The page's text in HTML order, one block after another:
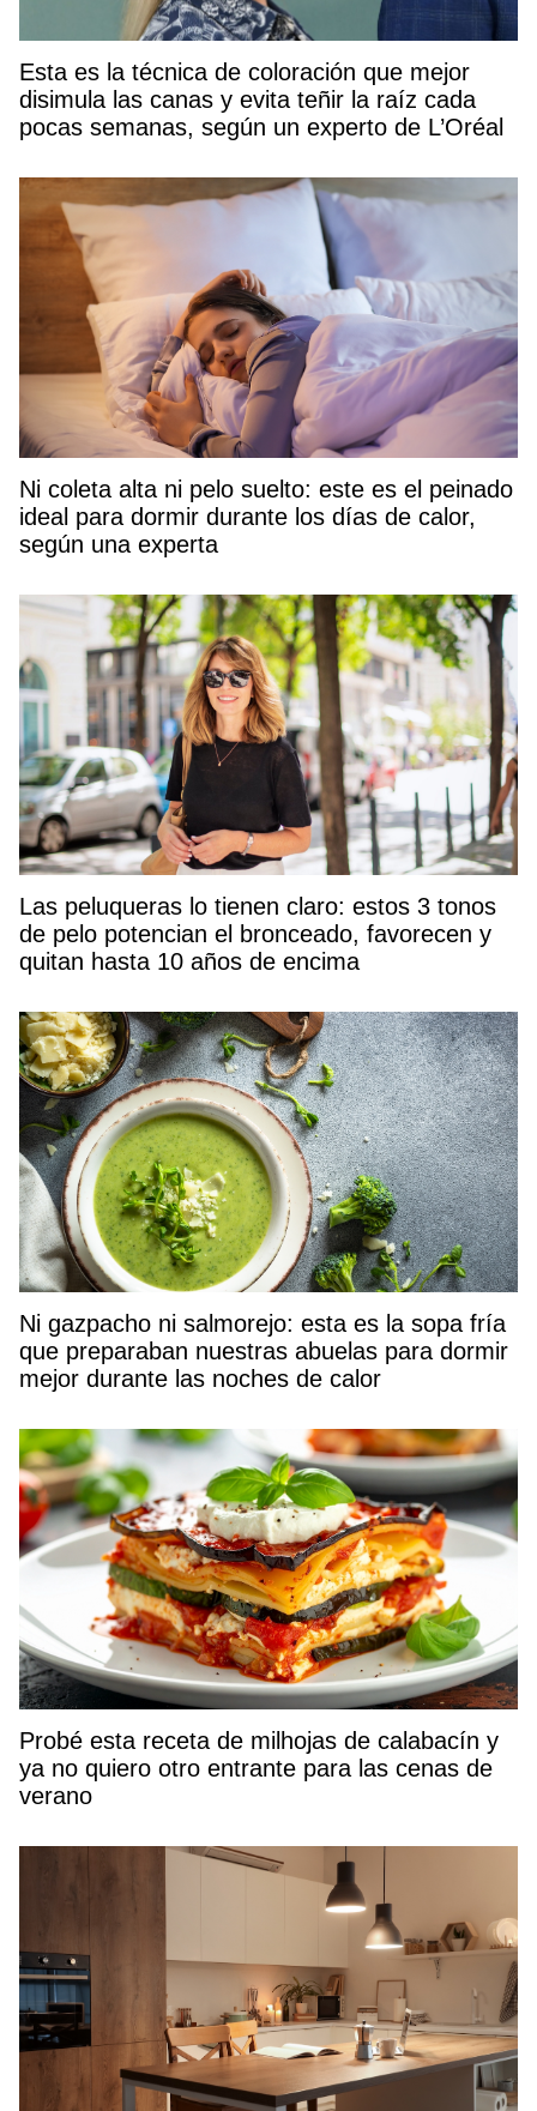
Esta es la técnica de coloración que mejor
disimula las canas y evita teñir la raíz cada
pocas semanas, según un experto de L’Oréal
Ni coleta alta ni pelo suelto: este es el peinado
ideal para dormir durante los días de calor,
según una experta
Las peluqueras lo tienen claro: estos 3 tonos
de pelo potencian el bronceado, favorecen y
quitan hasta 10 años de encima
Ni gazpacho ni salmorejo: esta es la sopa fría
que preparaban nuestras abuelas para dormir
mejor durante las noches de calor
Probé esta receta de milhojas de calabacín y
ya no quiero otro entrante para las cenas de
verano